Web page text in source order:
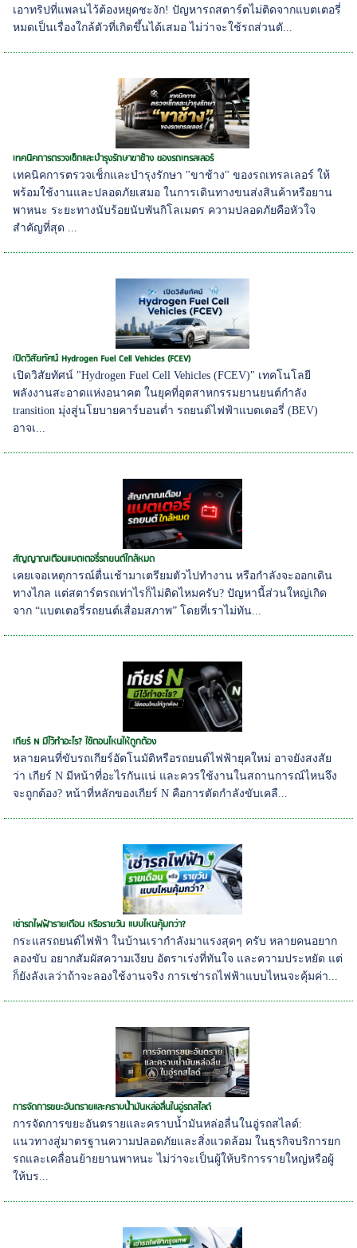
เอาทริปที่แพลนไว้ต้องหยุดชะงัก! ปัญหารถสตาร์ตไม่ติดจากแบตเตอรี่
หมดเป็นเรื่องใกล้ตัวที่เกิดขึ้นได้เสมอ ไม่ว่าจะใช้รถส่วนตั...
เทคนิคการตรวจเช็กและบำรุงรักษาขาช้าง ของรถเทรลเลอร์
เทคนิคการตรวจเช็กและบำรุงรักษา "ขาช้าง" ของรถเทรลเลอร์ ให้
พร้อมใช้งานและปลอดภัยเสมอ ในการเดินทางขนส่งสินค้าหรือยาน
พาหนะ ระยะทางนับร้อยนับพันกิโลเมตร ความปลอดภัยคือหัวใจ
สำคัญที่สุด ...
เปิดวิสัยทัศน์ Hydrogen Fuel Cell Vehicles (FCEV)
เปิดวิสัยทัศน์ "Hydrogen Fuel Cell Vehicles (FCEV)" เทคโนโลยี
พลังงานสะอาดแห่งอนาคต ในยุคที่อุตสาหกรรมยานยนต์กำลัง
transition มุ่งสู่นโยบายคาร์บอนต่ำ รถยนต์ไฟฟ้าแบตเตอรี่ (BEV)
อาจเ...
สัญญาณเตือนแบตเตอรี่รถยนต์ใกล้หมด
เคยเจอเหตุการณ์ตื่นเช้ามาเตรียมตัวไปทำงาน หรือกำลังจะออกเดิน
ทางไกล แต่สตาร์ตรถเท่าไรก็ไม่ติดไหมครับ? ปัญหานี้ส่วนใหญ่เกิด
จาก “แบตเตอรี่รถยนต์เสื่อมสภาพ” โดยที่เราไม่ทัน...
เกียร์ N มีไว้ทำอะไร? ใช้ตอนไหนให้ถูกต้อง
หลายคนที่ขับรถเกียร์อัตโนมัติหรือรถยนต์ไฟฟ้ายุคใหม่ อาจยังสงสัย
ว่า เกียร์ N มีหน้าที่อะไรกันแน่ และควรใช้งานในสถานการณ์ไหนจึง
จะถูกต้อง? หน้าที่หลักของเกียร์ N คือการตัดกำลังขับเคลื...
เช่ารถไฟฟ้ารายเดือน หรือรายวัน แบบไหนคุ้มกว่า?
กระแสรถยนต์ไฟฟ้า ในบ้านเรากำลังมาแรงสุดๆ ครับ หลายคนอยาก
ลองขับ อยากสัมผัสความเงียบ อัตราเร่งที่ทันใจ และความประหยัด แต่
ก็ยังลังเลว่าถ้าจะลองใช้งานจริง การเช่ารถไฟฟ้าแบบไหนจะคุ้มค่า...
การจัดการขยะอันตรายและคราบน้ำมันหล่อลื่นในอู่รถสไลด์
การจัดการขยะอันตรายและคราบน้ำมันหล่อลื่นในอู่รถสไลด์:
แนวทางสู่มาตรฐานความปลอดภัยและสิ่งแวดล้อม ในธุรกิจบริการยก
รถและเคลื่อนย้ายยานพาหนะ ไม่ว่าจะเป็นผู้ให้บริการรายใหญ่หรือผู้
ให้บร...